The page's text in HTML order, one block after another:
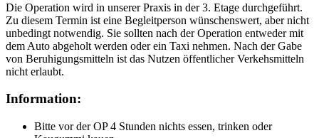
Die Operation wird in unserer Praxis in der 3. Etage durchgeführt.
Zu diesem Termin ist eine Begleitperson wünschenswert, aber nicht
unbedingt notwendig. Sie sollten nach der Operation entweder mit
dem Auto abgeholt werden oder ein Taxi nehmen. Nach der Gabe
von Beruhigungsmitteln ist das Nutzen öffentlicher Verkehsmitteln
nicht erlaubt.
Information:
Bitte vor der OP 4 Stunden nichts essen, trinken oder